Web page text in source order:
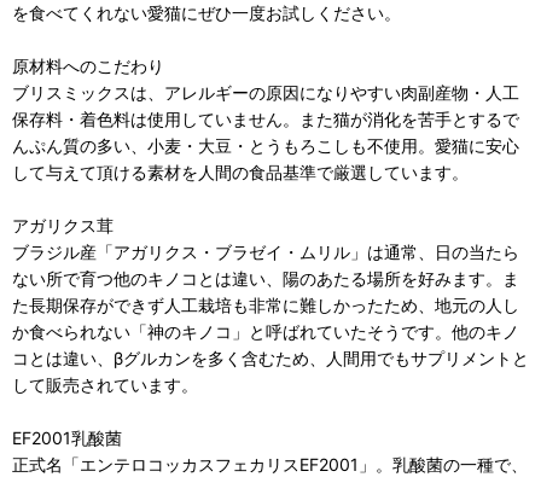
を食べてくれない愛猫にぜひ一度お試しください。
原材料へのこだわり
ブリスミックスは、アレルギーの原因になりやすい肉副産物・人工
保存料・着色料は使用していません。また猫が消化を苦手とするで
んぷん質の多い、小麦・大豆・とうもろこしも不使用。愛猫に安心
して与えて頂ける素材を人間の食品基準で厳選しています。
アガリクス茸
ブラジル産「アガリクス・ブラゼイ・ムリル」は通常、日の当たら
ない所で育つ他のキノコとは違い、陽のあたる場所を好みます。ま
た長期保存ができず人工栽培も非常に難しかったため、地元の人し
か食べられない「神のキノコ」と呼ばれていたそうです。他のキノ
コとは違い、βグルカンを多く含むため、人間用でもサプリメントと
して販売されています。
EF2001乳酸菌
正式名「エンテロコッカスフェカリスEF2001」。乳酸菌の一種で、